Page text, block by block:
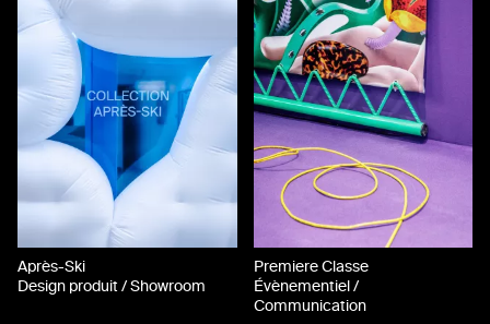
Après-Ski
Design produit / Showroom
Premiere Classe
Évènementiel /
Communication